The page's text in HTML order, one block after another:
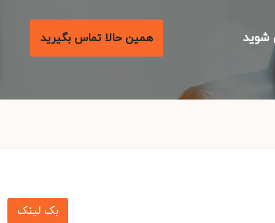
همین حالا تماس بگیرید
بک لینک